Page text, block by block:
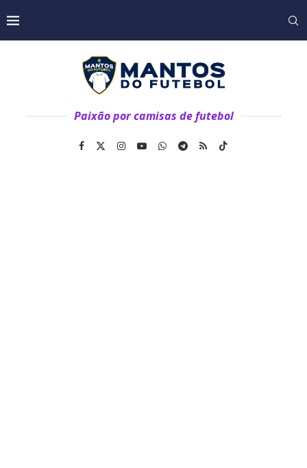
Paixão por camisas de futebol